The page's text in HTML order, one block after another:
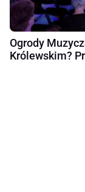
Ogrody
Królewskim?